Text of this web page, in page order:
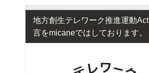
地方創生テレワーク推進運動
言をmicaneではしております。